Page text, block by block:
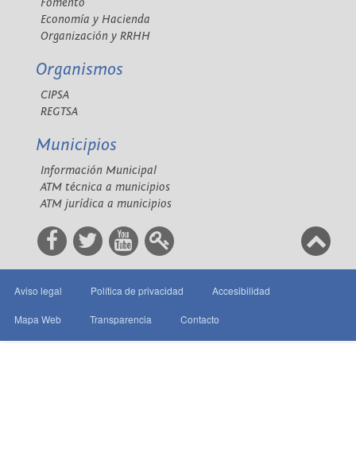
Economía y Hacienda
Organización y RRHH
Organismos
CIPSA
REGTSA
Municipios
Información Municipal
ATM técnica a municipios
ATM jurídica a municipios
Aviso legal Política de privacidad Accesibilidad
Mapa Web Transparencia Contacto